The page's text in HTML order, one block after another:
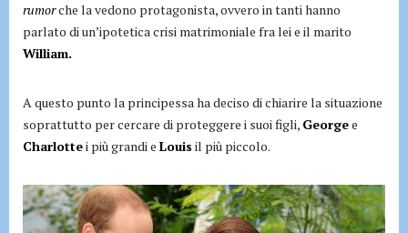
rumorche la vedono protagonista, ovvero in tanti hanno
parlato di un’ipotetica crisi matrimoniale fra lei e il marito
William.
A questo punto la principessa ha deciso di chiarire la situazione
soprattutto per cercare di proteggere i suoi figli, Georgee
Charlottei più grandi e Louis il più piccolo.